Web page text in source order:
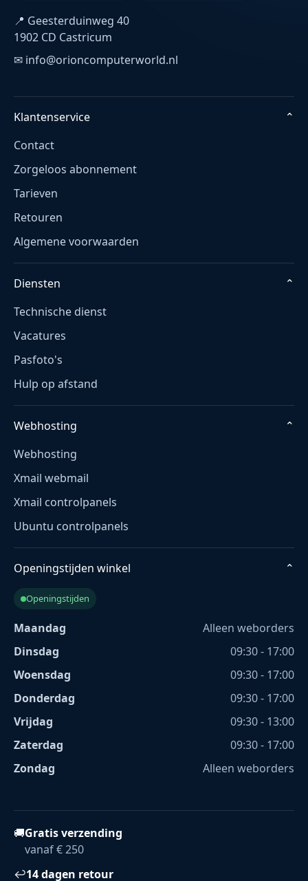
📍 Geesterduinweg 40
1902 CD Castricum
✉ info@orioncomputerworld.nl
Klantenservice
⌄
Contact
Zorgeloos abonnement
Tarieven
Retouren
Algemene voorwaarden
Diensten
⌄
Technische dienst
Vacatures
Pasfoto's
Hulp op afstand
Webhosting
⌄
Webhosting
Xmail webmail
Xmail controlpanels
Ubuntu controlpanels
Openingstijden winkel ⌄
Openingstijden
Maandag
Alleen weborders
Dinsdag
09:30 - 17:00
Woensdag
09:30 - 17:00
Donderdag
09:30 - 17:00
Vrijdag
09:30 - 13:00
Zaterdag
09:30 - 17:00
Zondag
Alleen weborders
🚚Gratis verzending
vanaf € 250
↩14 dagen retour